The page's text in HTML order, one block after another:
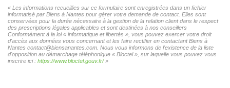
« Les informations recueillies sur ce formulaire sont enregistrées dans un fichier
informatisé par Biens à Nantes pour gérer votre demande de contact. Elles sont
conservées pour la durée nécessaire à la gestion de la relation client dans le respect
des prescriptions légales applicables et sont destinées à nos conseillers
Conformément à la loi « informatique et libertés », vous pouvez exercer votre droit
d'accès aux données vous concernant et les faire rectifier en contactant Biens à
Nantes contact@biensanantes.com. Nous vous informons de l'existence de la liste
d'opposition au démarchage téléphonique « Bloctel », sur laquelle vous pouvez vous
inscrire ici : https://www.bloctel.gouv.fr/»